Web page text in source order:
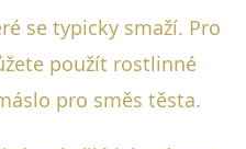
se typicky smaží. Pro
použít rostlinné
pro směs těsta.